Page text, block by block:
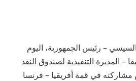
– رئيس الجمهورية، اليوم
– المديرة التنفيذية لصندوق النقد
في قمة أفريقيا – فرنسا